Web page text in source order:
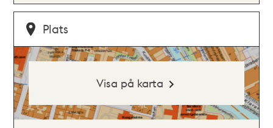
Plats
Visa på karta